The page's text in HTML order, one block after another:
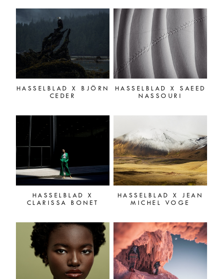
HASSELBLAD X BJÖRN
CEDER
HASSELBLAD X SAEED
NASSOURI
HASSELBLAD X
CLARISSA BONET
HASSELBLAD X JEAN
MICHEL VOGE